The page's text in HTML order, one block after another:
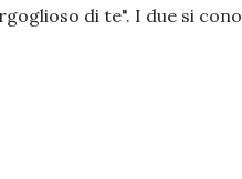
di te". I due si